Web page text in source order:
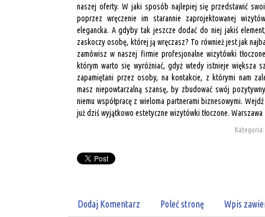
naszej oferty. W jaki sposób najlepiej się przedstawić
poprzez wręczenie im starannie zaprojektowanej
elegancka. A gdyby tak jeszcze dodać do niej jakiś
zaskoczy osobę, której ją wręczasz? To również jest jak
zamówisz w naszej firmie profesjonalne wizytówki
którym warto się wyróżniać, gdyż wtedy istnieje większa
zapamiętani przez osoby, na kontakcie, z którymi nam
masz niepowtarzalną szansę, by zbudować swój
niemu współpracę z wieloma partnerami biznesowymi.
już dziś wyjątkowo estetyczne wizytówki tłoczone.
Dodaj Komentarz Poleć stronę Wpis